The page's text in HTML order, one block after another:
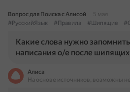
Вопрос для Поиска с Алисой
5 мая
#РусскийЯзык
#Правила #Шипящие
Какие слова нужно
написания о/е после шипящих
Алиса
На основе источников, возможны